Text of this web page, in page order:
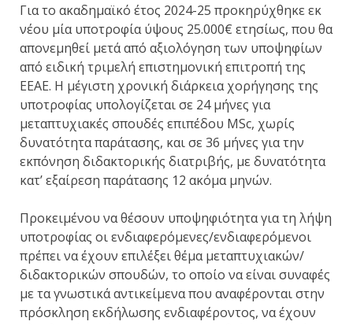
Για το ακαδημαϊκό έτος 2024-25 προκηρύχθηκε εκ
νέου μία υποτροφία ύψους 25.000€ ετησίως, που θα
απονεμηθεί μετά από αξιολόγηση των υποψηφίων
από ειδική τριμελή επιστημονική επιτροπή της
ΕΕΑΕ. Η μέγιστη χρονική διάρκεια χορήγησης της
υποτροφίας υπολογίζεται σε 24 μήνες για
μεταπτυχιακές σπουδές επιπέδου MSc, χωρίς
δυνατότητα παράτασης, και σε 36 μήνες για την
εκπόνηση διδακτορικής διατριβής, με δυνατότητα
κατ’ εξαίρεση παράτασης 12 ακόμα μηνών.
Προκειμένου να θέσουν υποψηφιότητα για τη λήψη
υποτροφίας οι ενδιαφερόμενες/ενδιαφερόμενοι
πρέπει να έχουν επιλέξει θέμα μεταπτυχιακών/
διδακτορικών σπουδών, το οποίο να είναι συναφές
με τα γνωστικά αντικείμενα που αναφέρονται στην
πρόσκληση εκδήλωσης ενδιαφέροντος, να έχουν